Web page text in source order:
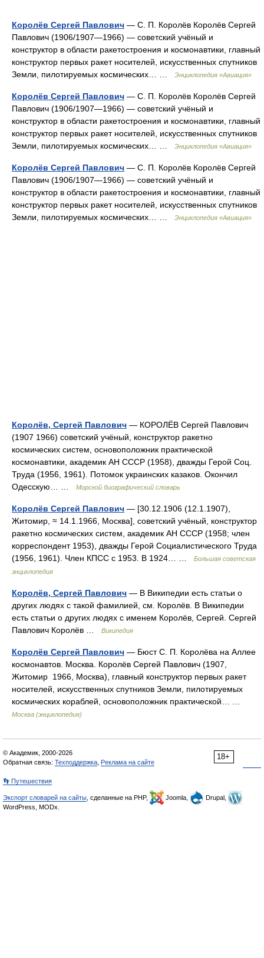
Королёв Сергей Павлович — С. П. Королёв Королёв Сергей
Павлович (1906/1907—1966) — советский учёный и
конструктор в области ракетостроения и космонавтики, главный
конструктор первых ракет носителей, искусственных спутников
Земли, пилотируемых космических… …
Энциклопедия «Авиация»
Королёв Сергей Павлович — С. П. Королёв Королёв Сергей
Павлович (1906/1907—1966) — советский учёный и
конструктор в области ракетостроения и космонавтики, главный
конструктор первых ракет носителей, искусственных спутников
Земли, пилотируемых космических… …
Энциклопедия «Авиация»
Королёв Сергей Павлович — С. П. Королёв Королёв Сергей
Павлович (1906/1907—1966) — советский учёный и
конструктор в области ракетостроения и космонавтики, главный
конструктор первых ракет носителей, искусственных спутников
Земли, пилотируемых космических… …
Энциклопедия «Авиация»
Королёв, Сергей Павлович — КОРОЛЁВ Сергей Павлович
(1907 1966) советский учёный, конструктор ракетно
космических систем, основоположник практической
космонавтики, академик АН СССР (1958), дважды Герой Соц.
Труда (1956, 1961). Потомок украинских казаков. Окончил
Одесскую… …
Морской биографический словарь
Королёв Сергей Павлович — [30.12.1906 (12.1.1907),
Житомир, ≈ 14.1.1966, Москва], советский учёный, конструктор
ракетно космических систем, академик АН СССР (1958; член
корреспондент 1953), дважды Герой Социалистического Труда
(1956, 1961). Член КПСС с 1953. В 1924… …
Большая советская
энциклопедия
Королёв, Сергей Павлович — В Википедии есть статьи о
других людях с такой фамилией, см. Королёв. В Википедии
есть статьи о других людях с именем Королёв, Сергей. Сергей
Павлович Королёв …
Википедия
Королёв Сергей Павлович — Бюст С. П. Королёва на Аллее
космонавтов. Москва. Королёв Сергей Павлович (1907,
Житомир 1966, Москва), главный конструктор первых ракет
носителей, искусственных спутников Земли, пилотируемых
космических кораблей, основоположник практической… …
Москва (энциклопедия)
18+
© Академик, 2000-2026
Обратная связь: Техподдержка Реклама на сайте
👣 Путешествия
Экспорт словарей на сайты , сделанные на PHP, Joomla,
Drupal,
WordPress, MODx.